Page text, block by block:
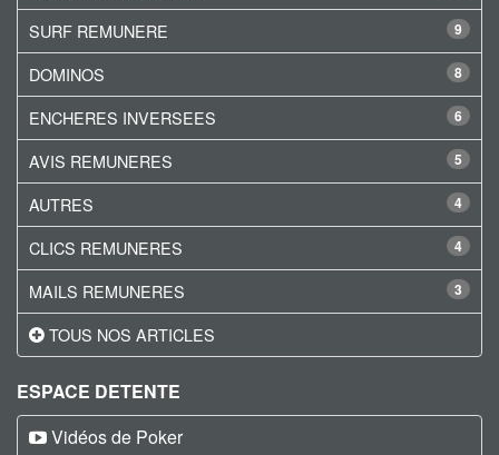
9
SURF REMUNERE
8
DOMINOS
6
ENCHERES INVERSEES
5
AVIS REMUNERES
4
AUTRES
4
CLICS REMUNERES
3
MAILS REMUNERES
TOUS NOS ARTICLES
ESPACE DETENTE
Vidéos de Poker